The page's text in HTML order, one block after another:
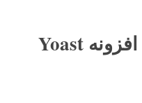
نحوه دانلود و نصب افزونه Yoast